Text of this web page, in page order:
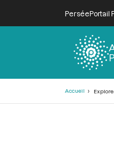
PerséePortail
Accueil